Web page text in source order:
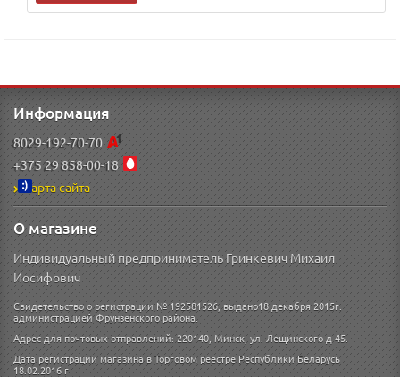
Информация
8029-192-70-70
+375 29 858-00-18
Карта сайта
О магазине
Индивидуальный предприниматель Гринкевич Михаил
Иосифович
Свидетельство о регистрации № 192581526, выдано18 декабря 2015г.
администрацией Фрунзенского района.
Адрес для почтовых отправлений: 220140, Минск, ул. Лещинского д 45.
Дата регистрации магазина в Торговом реестре Республики Беларусь
18.02.2016 г